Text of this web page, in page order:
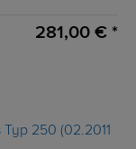
281,00 € *